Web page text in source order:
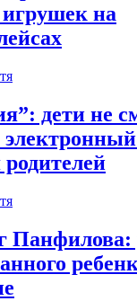
на
дети не
родителей
Панфилова: